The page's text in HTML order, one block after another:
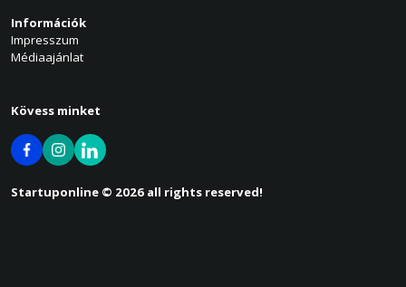
Információk
Impresszum
Médiaajánlat
Kövess minket
Startuponline © 2026 all rights reserved!